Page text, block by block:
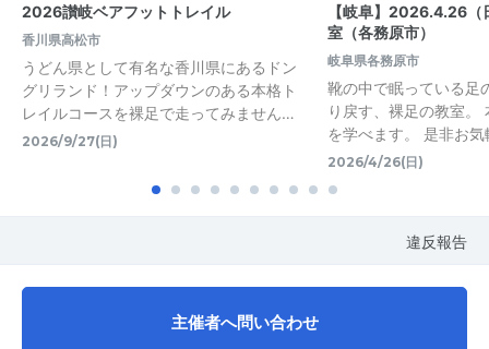
2026讃岐ベアフットトレイル
香川県高松市
うどん県として有名な香川県にあるドン
グリランド！アップダウンのある本格ト
レイルコースを裸足で走ってみません…
2026/9/27(日)
【岐阜】2026.4.26（
室（各務原市）
岐阜県各務原市
靴の中で眠っている足
り戻す、裸足の教室。
を学べます。 是非お
2026/4/26(日)
違反報告
主催者へ問い合わせ